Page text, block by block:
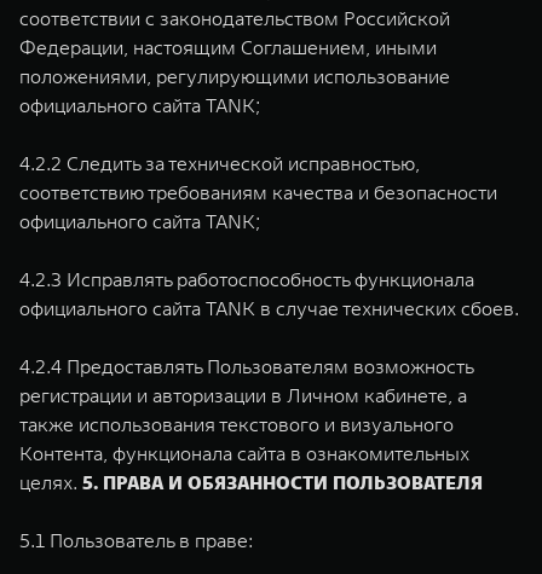
соответствии с законодательством Российской
Федерации, настоящим Соглашением, иными
положениями, регулирующими использование
официального сайта TANK;
4.2.2 Следить за технической исправностью,
соответствию требованиям качества и безопасности
официального сайта TANK;
4.2.3 Исправлять работоспособность функционала
официального сайта TANK в случае технических сбоев.
4.2.4 Предоставлять Пользователям возможность
регистрации и авторизации в Личном кабинете, а
также использования текстового и визуального
Контента, функционала сайта в ознакомительных
целях. 5. ПРАВА И ОБЯЗАННОСТИ ПОЛЬЗОВАТЕЛЯ
5.1 Пользователь в праве: